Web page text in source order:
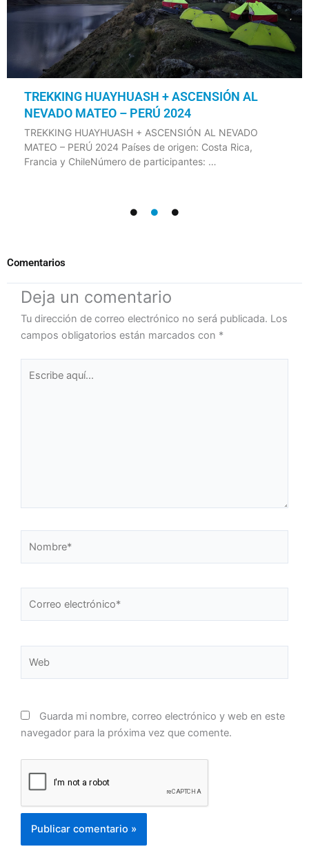
TREKKING HUAYHUASH + ASCENSIÓN AL
NEVADO MATEO – PERÚ 2024
TREKKING HUAYHUASH + ASCENSIÓN AL NEVADO
MATEO – PERÚ 2024 Países de origen: Costa Rica,
Francia y ChileNúmero de participantes: …
Comentarios
Deja un comentario
Tu dirección de correo electrónico no será publicada. Los
campos obligatorios están marcados con *
aquí...
electrónico*
Guarda mi nombre, correo electrónico y web en este
navegador para la próxima vez que comente.